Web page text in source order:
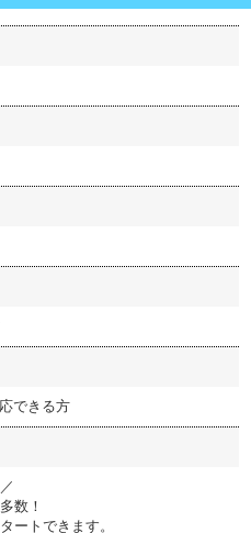
できる方
数！
ートできます。